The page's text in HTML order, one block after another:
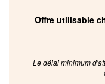
Offre utilisable
Le délai minimum